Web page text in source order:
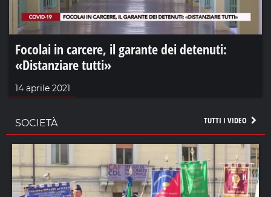
Focolai in carcere, il garante dei detenuti:
«Distanziare tutti»
14 aprile 2021
TUTTI I VIDEO
SOCIETÀ